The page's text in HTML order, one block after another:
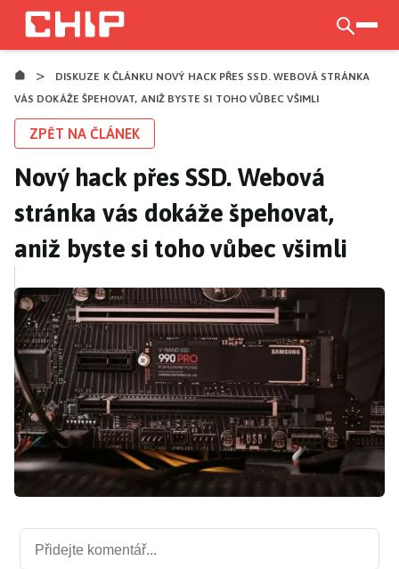
Přejít
hlavnímu
obsahu
>
DISKUZE K ČLÁNKU NOVÝ HACK PŘES SSD. WEBOVÁ STRÁNKA
VÁS DOKÁŽE ŠPEHOVAT, ANIŽ BYSTE SI TOHO VŮBEC VŠIMLI
ZPĚT NA ČLÁNEK
Nový hack přes SSD. Webová
stránka vás dokáže špehovat,
aniž byste si toho vůbec všimli